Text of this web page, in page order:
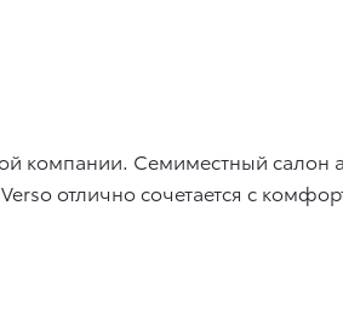
компании. Семиместный салон
отлично сочетается с